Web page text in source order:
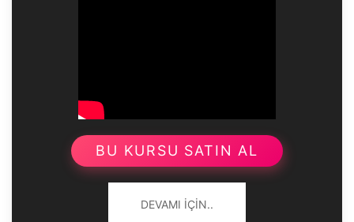
BU KURSU SATIN AL
DEVAMI İÇIN..